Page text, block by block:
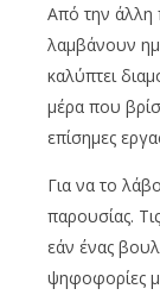
Από την άλλη
λαμβάνουν
καλύπτει
μέρα που
επίσημες
Για να το
παρουσίας.
εάν ένας
ψηφοφορίες